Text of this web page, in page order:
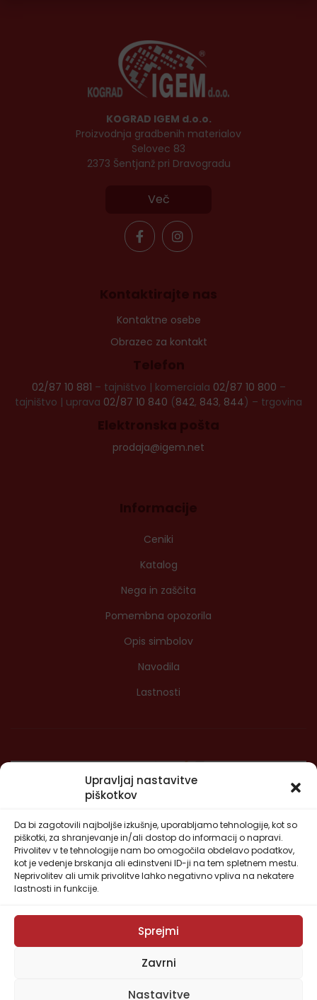
Upravljaj nastavitve
piškotkov
Da bi zagotovili najboljše izkušnje, uporabljamo tehnologije, kot so
piškotki, za shranjevanje in/ali dostop do informacij o napravi.
Privolitev v te tehnologije nam bo omogočila obdelavo podatkov,
kot je vedenje brskanja ali edinstveni ID-ji na tem spletnem mestu.
Neprivolitev ali umik privolitve lahko negativno vpliva na nekatere
lastnosti in funkcije.
Sprejmi
Zavrni
Nastavitve
KOGRAD IGEM d.o.o.
Proizvodnja gradbenih materialov
Selovec 83
2373 Šentjanž pri Dravogradu
Več
Kontaktirajte nas
Kontaktne osebe
Obrazec za kontakt
Telefon
02/87 10 881 – tajništvo | komerciala 02/87 10 800 –
tajništvo | uprava 02/87 10 840 (842, 843, 844) – trgovina
Elektronska pošta
prodaja@igem.net
Informacije
Ceniki
Katalog
Nega in zaščita
Pomembna opozorila
Opis simbolov
Navodila
Lastnosti